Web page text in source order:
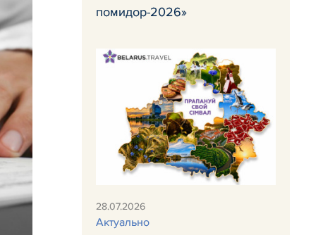
помидор-2026»
28.07.2026
Актуально